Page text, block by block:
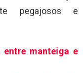
pegajosos e
entre manteiga e